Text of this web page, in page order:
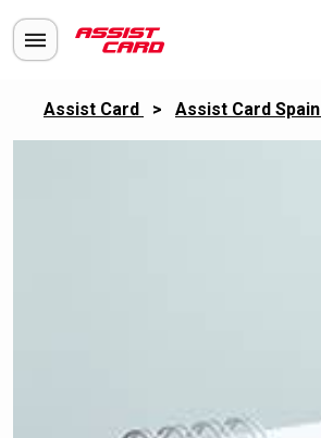
Assist Card > Assist Card Spain